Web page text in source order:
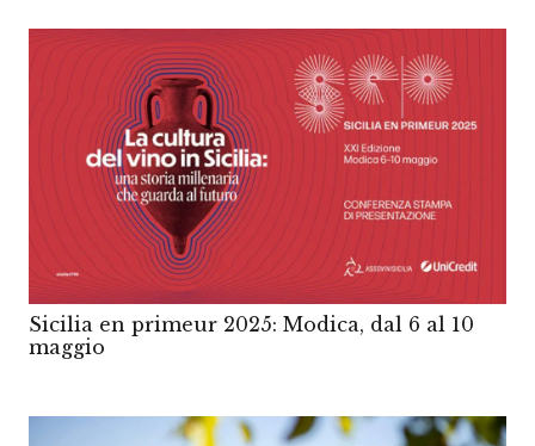
Sicilia en primeur 2025: Modica, dal 6 al 10
maggio